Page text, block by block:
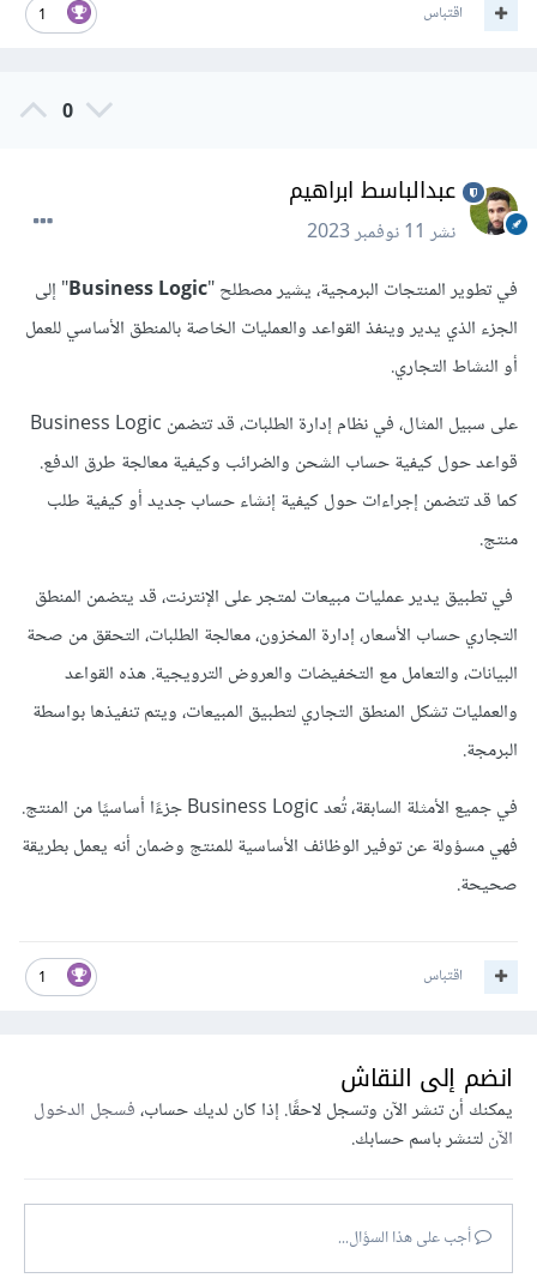
1 اقتباس
0
عبدالباسط ابراهيم
نشر11 نوفمبر 2023
في تطوير المنتجات البرمجية، يشير مصطلح "Business Logic" إلى
الجزء الذي يدير وينفذ القواعد والعمليات الخاصة بالمنطق الأساسي للعمل
أو النشاط التجاري.
على سبيل المثال، في نظام إدارة الطلبات، قد تتضمن Business Logic
قواعد حول كيفية حساب الشحن والضرائب وكيفية معالجة طرق الدفع.
كما قد تتضمن إجراءات حول كيفية إنشاء حساب جديد أو كيفية طلب
منتج.
في تطبيق يدير عمليات مبيعات لمتجر على الإنترنت، قد يتضمن المنطق
التجاري حساب الأسعار، إدارة المخزون، معالجة الطلبات، التحقق من صحة
البيانات، والتعامل مع التخفيضات والعروض الترويجية. هذه القواعد
والعمليات تشكل المنطق التجاري لتطبيق المبيعات، ويتم تنفيذها بواسطة
البرمجة.
في جميع الأمثلة السابقة، تُعد Business Logic جزءًا أساسيًا من المنتج.
فهي مسؤولة عن توفير الوظائف الأساسية للمنتج وضمان أنه يعمل بطريقة
صحيحة.
1 اقتباس
انضم إلى النقاش
يمكنك أن تنشر الآن وتسجل لاحقًا. إذا كان لديك حساب،فسجل الدخول
الآنلتنشر باسم حسابك.
أجب على هذا السؤال...